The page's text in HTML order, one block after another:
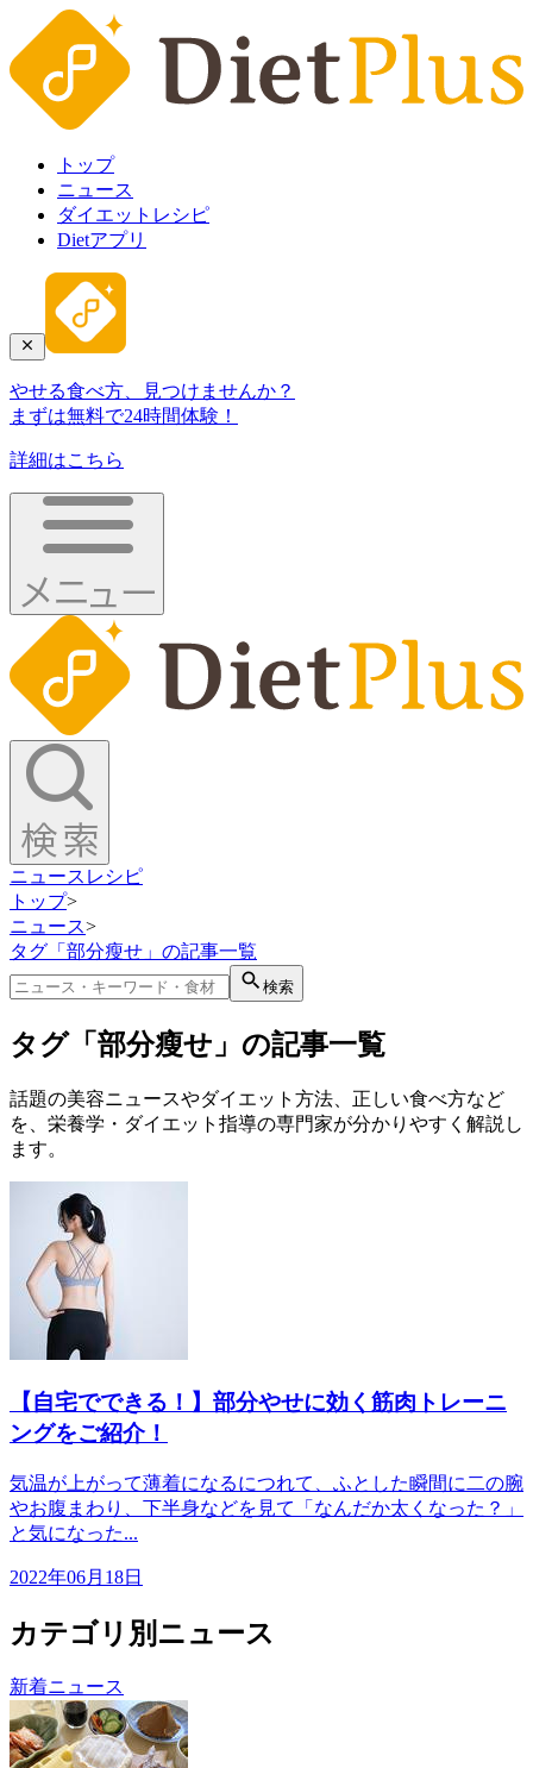
トップ
ニュース
ダイエットレシピ
Dietアプリ
やせる食べ方、見つけませんか？
まずは無料で24時間体験！
詳細はこちら
ニュース レシピ
トップ>
ニュース>
タグ「部分瘦せ」の記事一覧
検索
タグ「部分瘦せ」の記事一覧
話題の美容ニュースやダイエット方法、正しい食べ方など
を、栄養学・ダイエット指導の専門家が分かりやすく解説し
ます。
【自宅でできる！】部分やせに効く筋肉トレーニ
ングをご紹介！
気温が上がって薄着になるにつれて、ふとした瞬間に二の腕
やお腹まわり、下半身などを見て「なんだか太くなった？」
と気になった...
2022年06月18日
カテゴリ別ニュース
新着ニュース